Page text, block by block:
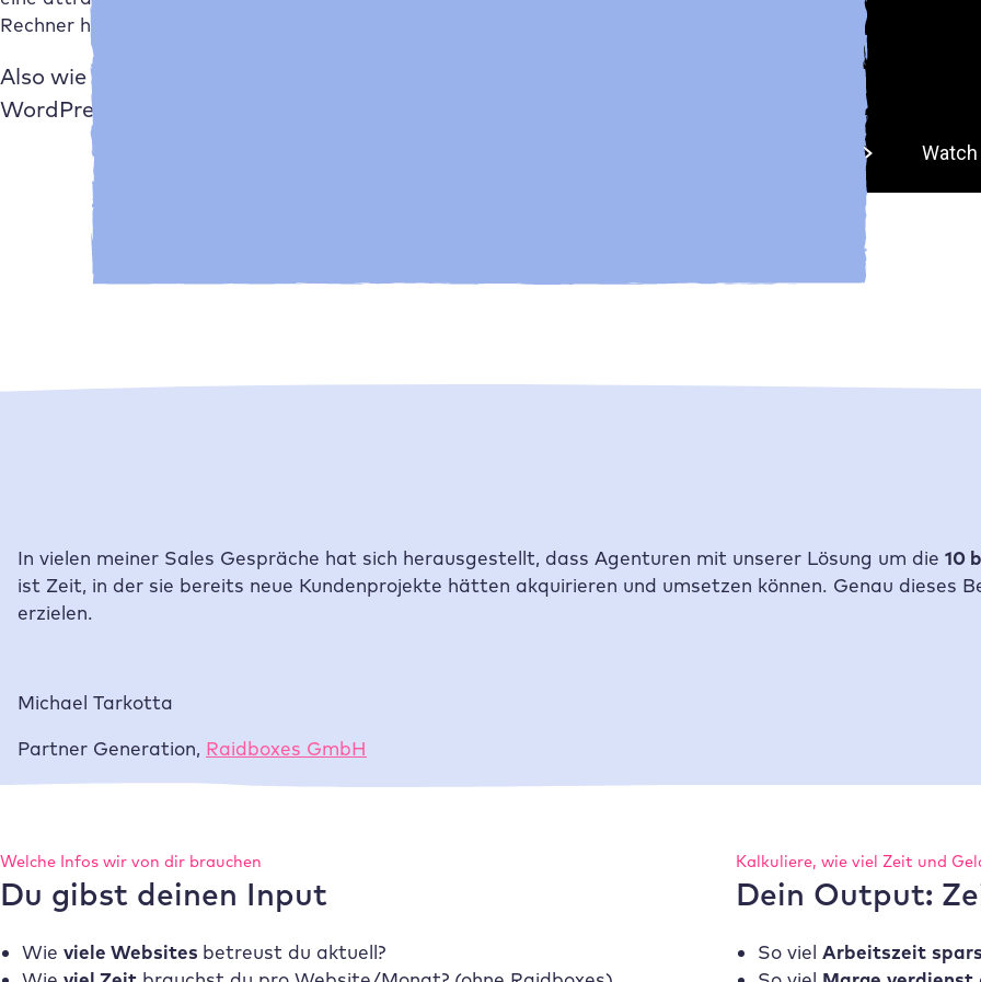
Rechner heraus!
Also wie viel Zeit und Geld verlierst du aktuell ohne unser Managed
WordPress Hosting?
In vielen meiner Sales Gespräche hat sich herausgestellt, dass Agenturen mit unserer Lösung um die 10
ist Zeit, in der sie bereits neue Kundenprojekte hätten akquirieren und umsetzen können. Genau dieses
erzielen.
Michael Tarkotta
Partner Generation, Raidboxes GmbH
Welche Infos wir von dir brauchen
Du gibst deinen Input
Wie viele Websites betreust du aktuell?
Kalkuliere, wie viel Zeit und
Dein Output:
So viel Arbeitszeit